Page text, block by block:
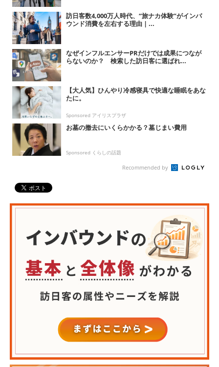
訪日客数4,000万人時代、“旅ナカ体験”がインバ
ウンド消費を左右する理由 | ...
なぜインフルエンサーPRだけでは成果につなが
らないのか？ 検索した訪日客に選ばれ...
【大人気】ひんやり冷感寝具で快適な睡眠をあな
たに。
Sponsored アイリスプラザ
お墓の撤去にいくらかかる？墓じまい費用
Sponsored くらしの話題
Recommended by